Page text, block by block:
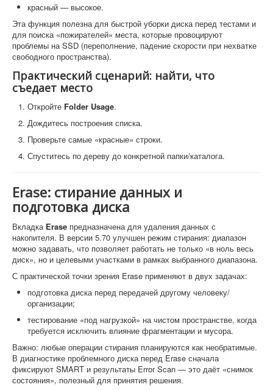
красный — высокое.
Эта функция полезна для быстрой уборки диска перед тестами и
для поиска «пожирателей» места, которые провоцируют
проблемы на SSD (переполнение, падение скорости при нехватке
свободного пространства).
Практический сценарий: найти, что
съедает место
Откройте Folder Usage.
Дождитесь построения списка.
Проверьте самые «красные» строки.
Спуститесь по дереву до конкретной папки/каталога.
Erase: стирание данных и
подготовка диска
Вкладка Erase предназначена для удаления данных с
накопителя. В версии 5.70 улучшен режим стирания: диапазон
можно задавать, что позволяет работать не только «в ноль весь
диск», но и целевыми участками в рамках выбранного диапазона.
С практической точки зрения Erase применяют в двух задачах:
подготовка диска перед передачей другому человеку/
организации;
тестирование «под нагрузкой» на чистом пространстве, когда
требуется исключить влияние фрагментации и мусора.
Важно: любые операции стирания планируются как необратимые.
В диагностике проблемного диска перед Erase сначала
фиксируют SMART и результаты Error Scan — это даёт «снимок
состояния», полезный для принятия решения.